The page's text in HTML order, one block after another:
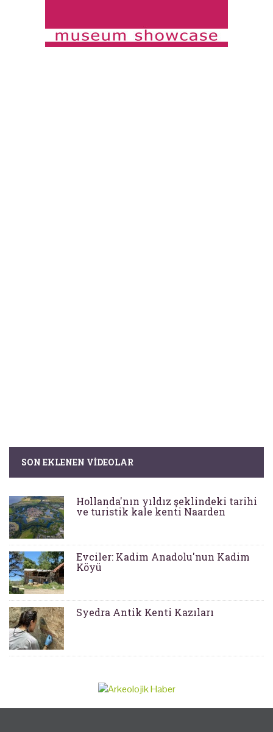
SON EKLENEN VIDEOLAR
Hollanda'nın yıldız şeklindeki tarihi
ve turistik kale kenti Naarden
Evciler: Kadim Anadolu'nun Kadim
Köyü
Syedra Antik Kenti Kazıları